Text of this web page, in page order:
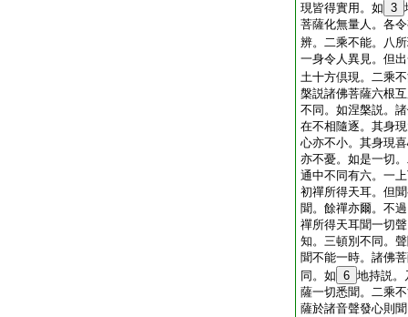
現皆得實用。如 3
菩薩化無量人。各
辨。二乘不能。八
一身令人異見。但
土十方倶現。二乘
槃説諸佛菩薩六根
不同。如涅槃説。
在不相隨逐。其身
心亦不小。其身現
亦不憂。如是一切
通中不同有六。一
初禪所得天耳。但
聞。餘禪亦爾。不
禪所得天耳聞一切
知。三頓別不同。
聞不能一時。諸佛
同。如 6 地持説。
薩一切悉聞。二乘
薩於諸音聲發心則